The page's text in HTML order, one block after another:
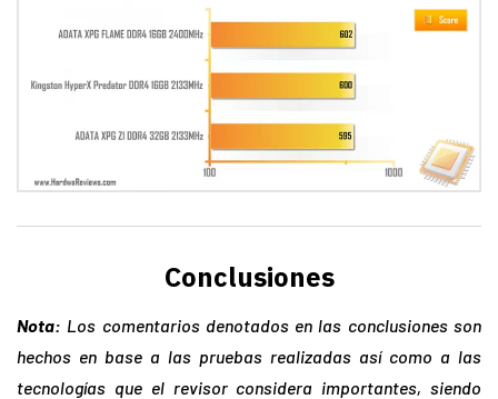
Conclusiones
Nota: Los comentarios denotados en las conclusiones son
hechos en base a las pruebas realizadas asícomo a las
tecnologías que el revisor considera importantes, siendo